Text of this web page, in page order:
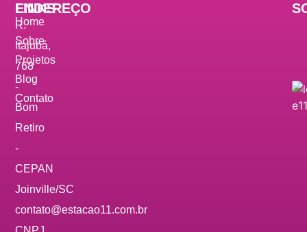
ENDEREÇO
R.
Itajubá,
768
-
Bom
Retiro
-
CEPAN
Joinville/SC
contato@estacao11.com.br
LINKS
Home
Sobre
Projetos
Blog
Contato